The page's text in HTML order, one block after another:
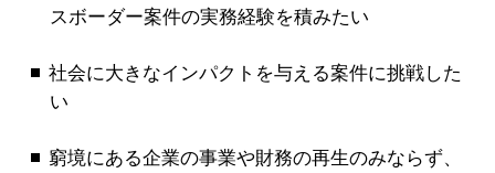
スボーダー案件の実務経験を積みたい
社会に大きなインパクトを与える案件に挑戦した
い
窮境にある企業の事業や財務の再生のみならず、